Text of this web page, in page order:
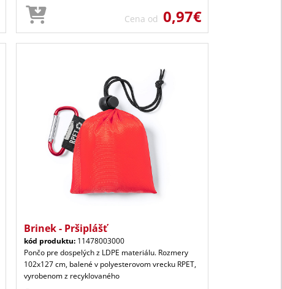
Cena od 0,97€
Brinek - Pršiplášť
kód produktu: 11478003000
Pončo pre dospelých z LDPE materiálu. Rozmery
102x127 cm, balené v polyesterovom vrecku RPET,
vyrobenom z recyklovaného